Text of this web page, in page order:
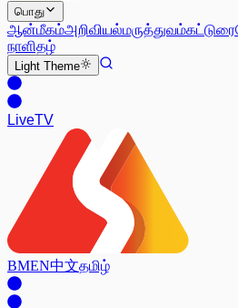
பொது
ஆன்மீகம்அறிவியல்மருத்துவம்கட்டுரை
நாளிதழ்
Light Theme
LiveTV
BMEN中文தமிழ்